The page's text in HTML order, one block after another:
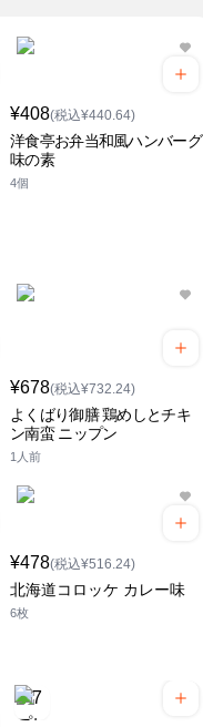
¥408(税込¥440.64)
洋食亭お弁当和風ハンバーグ
味の素
4個
¥678(税込¥732.24)
よくばり御膳 鶏めしとチキ
ン南蛮 ニップン
1人前
¥478(税込¥516.24)
北海道コロッケ カレー味
6枚